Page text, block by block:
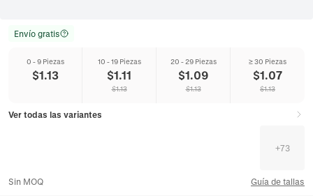
Envío gratis
0 - 9 Piezas
$1.13
10 - 19 Piezas
$1.11
$1.13
20 - 29 Piezas
$1.09
$1.13
≥ 30 Piezas
$1.07
$1.13
Ver todas las variantes
+73
Sin MOQ Guía de tallas